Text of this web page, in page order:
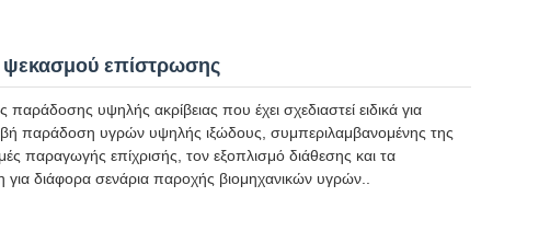
ψεκασμού επίστρωσης
υψηλής ακρίβειας που έχει σχεδιαστεί ειδικά για
παράδοση υγρών υψηλής ιξώδους, συμπεριλαμβανομένης της
παραγωγής επίχρισής, τον εξοπλισμό διάθεσης και τα
διάφορα σενάρια παροχής βιομηχανικών υγρών..